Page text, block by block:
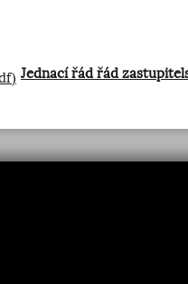
Jednací řád řád